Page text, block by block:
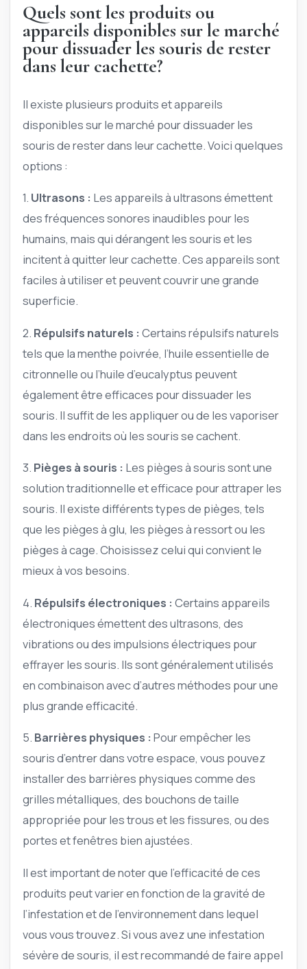
Quels sont les produits ou
appareils disponibles sur le marché
pour dissuader les souris de rester
dans leur cachette?
Il existe plusieurs produits et appareils
disponibles sur le marché pour dissuader les
souris de rester dans leur cachette. Voici quelques
options :
1. Ultrasons : Les appareils à ultrasons émettent
des fréquences sonores inaudibles pour les
humains, mais qui dérangent les souris et les
incitent à quitter leur cachette. Ces appareils sont
faciles à utiliser et peuvent couvrir une grande
superficie.
2. Répulsifs naturels : Certains répulsifs naturels
tels que la menthe poivrée, l’huile essentielle de
citronnelle ou l’huile d’eucalyptus peuvent
également être efficaces pour dissuader les
souris. Il suffit de les appliquer ou de les vaporiser
dans les endroits où les souris se cachent.
3. Pièges à souris : Les pièges à souris sont une
solution traditionnelle et efficace pour attraper les
souris. Il existe différents types de pièges, tels
que les pièges à glu, les pièges à ressort ou les
pièges à cage. Choisissez celui qui convient le
mieux à vos besoins.
4. Répulsifs électroniques : Certains appareils
électroniques émettent des ultrasons, des
vibrations ou des impulsions électriques pour
effrayer les souris. Ils sont généralement utilisés
en combinaison avec d’autres méthodes pour une
plus grande efficacité.
5. Barrières physiques : Pour empêcher les
souris d’entrer dans votre espace, vous pouvez
installer des barrières physiques comme des
grilles métalliques, des bouchons de taille
appropriée pour les trous et les fissures, ou des
portes et fenêtres bien ajustées.
Il est important de noter que l’efficacité de ces
produits peut varier en fonction de la gravité de
l’infestation et de l’environnement dans lequel
vous vous trouvez. Si vous avez une infestation
sévère de souris, il est recommandé de faire appel